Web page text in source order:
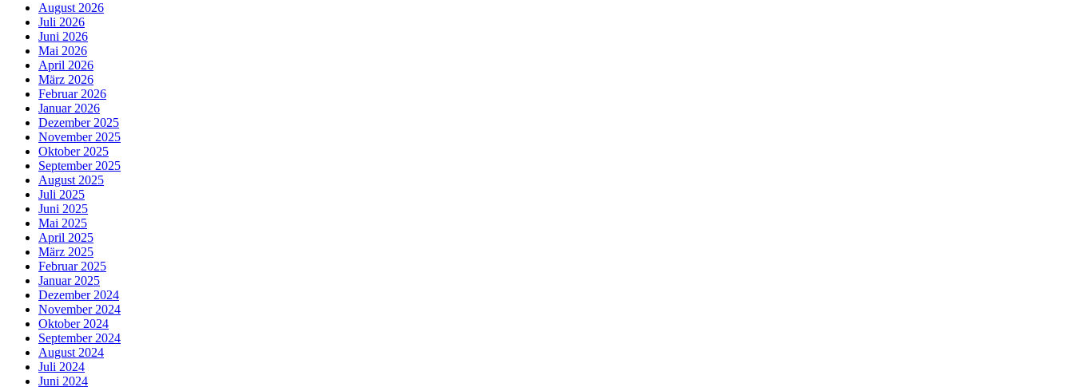
August 2026
Juli 2026
Juni 2026
Mai 2026
April 2026
März 2026
Februar 2026
Januar 2026
Dezember 2025
November 2025
Oktober 2025
September 2025
August 2025
Juli 2025
Juni 2025
Mai 2025
April 2025
März 2025
Februar 2025
Januar 2025
Dezember 2024
November 2024
Oktober 2024
September 2024
August 2024
Juli 2024
Juni 2024